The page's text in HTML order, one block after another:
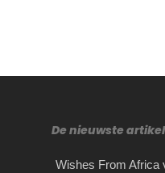
De nieuwste
Wishes From Africa